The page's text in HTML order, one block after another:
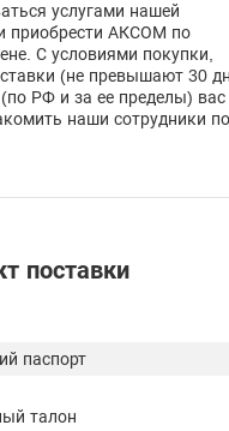
услугами нашей
приобрести АКСОМ по
С условиями покупки,
(не превышают 30
РФ и за ее пределы) вас
наши сотрудники по
поставки
паспорт
талон